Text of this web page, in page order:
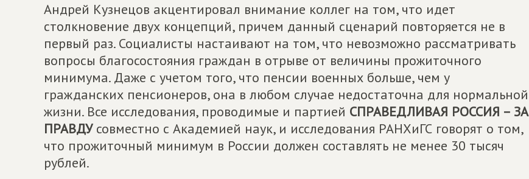
Андрей Кузнецов акцентировал внимание коллег на том, что идет
столкновение двух концепций, причем данный сценарий повторяется не в
первый раз. Социалисты настаивают на том, что невозможно рассматривать
вопросы благосостояния граждан в отрыве от величины прожиточного
минимума. Даже с учетом того, что пенсии военных больше, чем у
гражданских пенсионеров, она в любом случае недостаточна для нормальной
жизни. Все исследования, проводимые и партией СПРАВЕДЛИВАЯ РОССИЯ – ЗА
ПРАВДУсовместно с Академией наук, и исследования РАНХиГС говорят о том,
что прожиточный минимум в России должен составлять не менее 30 тысяч
рублей.